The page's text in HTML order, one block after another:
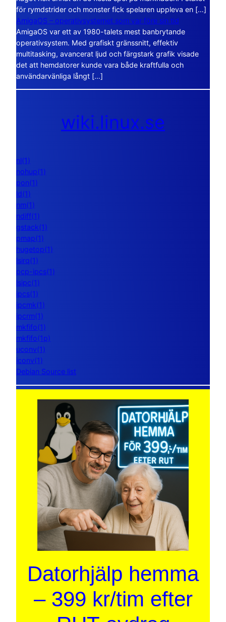
för rymdstrider och monster fick spelaren uppleva en […]
AmigaOS – operativsystemet som var före sin tid
AmigaOS var ett av 1980-talets mest banbrytande
operativsystem. Med grafiskt gränssnitt, effektiv
multitasking, avancerat ljud och färgstark grafik visade
det att hemdatorer kunde vara både kraftfulla och
användarvänliga långt […]
wiki.linux.se
nl(1)
nohup(1)
pon(1)
ld(1)
nm(1)
ndiff(1)
gstack(1)
pmap(1)
hugetop(1)
lsirq(1)
pcp-ipcs(1)
lsipc(1)
ipcs(1)
ipcmk(1)
ipcrm(1)
mkfifo(1)
mkfifo(1p)
uconv(1)
iconv(1)
Debian Source list
Datorhjälp hemma
– 399 kr/tim efter